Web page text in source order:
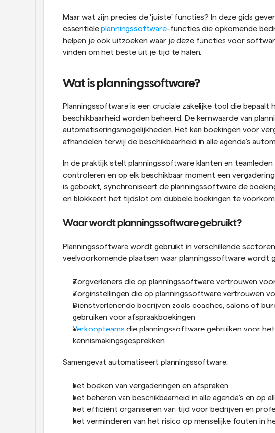
Maar wat zijn precies de 'juiste' functies? In deze gids
essentiële planningssoftware-functies die opkomende
helpen je ook uitzoeken waar je deze functies voor
vinden om het beste uit je tijd te halen.
Wat is planningssoftware?
Planningssoftware is een cruciale zakelijke tool die bepaalt
beschikbaarheid worden beheerd. De kernwaarde van
automatiseringsmogelijkheden. Het kan boekingen voor
afhandelen terwijl de beschikbaarheid in alle agenda's
In de praktijk stelt planningssoftware klanten en
controleren en op elk beschikbaar moment een
is geboekt, synchroniseert de planningssoftware de
en blokkeert het tijdslot om dubbele boekingen te
Waar wordt planningssoftware gebruikt?
Planningssoftware wordt gebruikt in verschillende
veelvoorkomende plaatsen waar planningssoftware wordt
Zorgverleners die op planningssoftware vertrouwen
Zorginstellingen die op planningssoftware vertrouwen
Dienstverlenende bedrijven zoals coaches, salons of
gebruiken voor afspraakboekingen
Verkoopteams die planningssoftware gebruiken voor
kennismakingsgesprekken
Samengevat automatiseert planningssoftware:
het boeken van vergaderingen en afspraken
het beheren van beschikbaarheid in alle agenda's en op
het efficiënt organiseren van tijd voor bedrijven en
het verminderen van het risico op menselijke fouten in